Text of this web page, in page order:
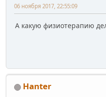
06 ноября 2017, 22:55:09
А какую физиотерапию
Hanter